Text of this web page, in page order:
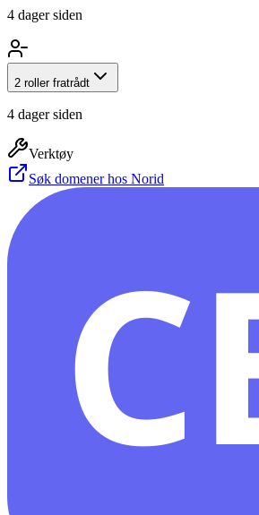
4 dager siden
2 roller fratrådt
4 dager siden
Verktøy
Søk domener hos Norid